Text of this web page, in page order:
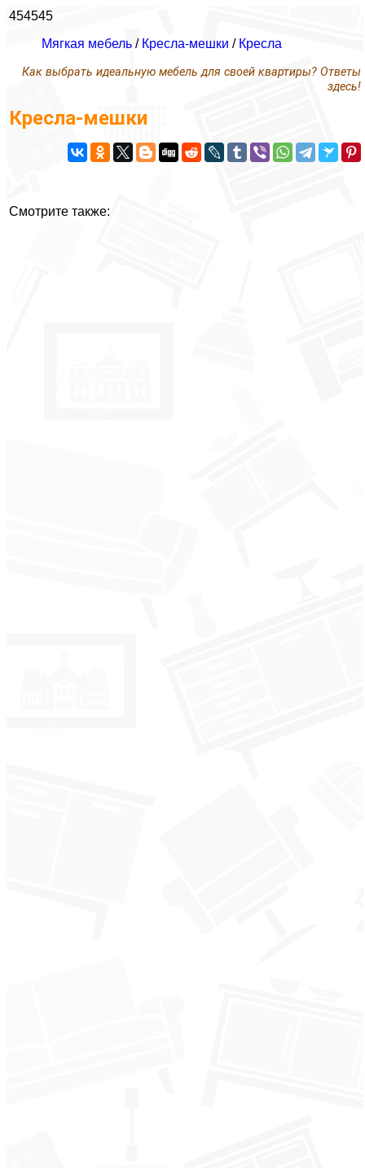
454545
Мягкая мебель / Кресла-мешки / Кресла
Как выбрать идеальную мебель для своей квартиры? Ответы
здесь!
Кресла-мешки
Смотрите также: